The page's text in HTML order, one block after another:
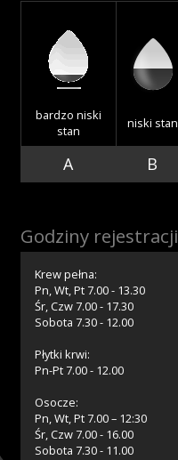
Szkolenia
Badania
Przetargi
Praca
bardzo niski
stan
niski stan
A B
Godziny rejestracji
Krew pełna:
Pn, Wt, Pt 7.00 - 13.30
Śr, Czw 7.00 - 17.30
Sobota 7.30 - 12.00
Płytki krwi:
Pn-Pt 7.00 - 12.00
Osocze:
Pn, Wt, Pt 7.00 – 12:30
Śr, Czw 7.00 - 16.00
Sobota 7.30 - 11.00